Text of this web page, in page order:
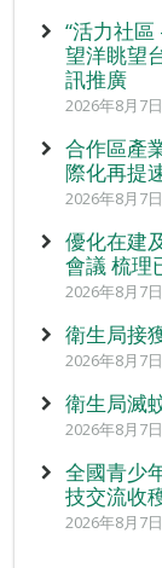
“活力社
望洋眺望
訊推廣
2026年8月7
合作區產
際化再提
2026年8月7
優化在建
會議 梳理
2026年8月7
衛生局接
2026年8月7
衛生局滅
2026年8月7
全國青少
技交流收
2026年8月7